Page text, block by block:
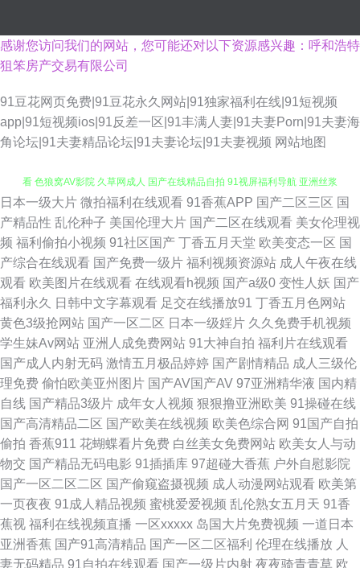
感谢您访问我们的网站，您可能还对以下资源感兴趣：呼和浩特
狙笨房产交易有限公司
91豆花网页免费|91豆花永久网站|91独家福利在线|91短视频
app|91短视频ios|91反差一区|91丰满人妻|91夫妻Porn|91夫妻海
角论坛|91夫妻精品论坛|91夫妻论坛|91夫妻视频 网站地图
伊人豆花 91视频国产精品观看 久草最新网址 玖玖成人综合 91国产视在线观
看 色狼窝AV影院 久草网成人 国产在线精品自拍 91视屏福利导航 亚洲丝浆
殴美性生活 九九久久精品 变态另类先锋 91黑丝在线观看 自拍97在线97 欧
美成人性色影院 国产麻豆毛片视频 超碰激情总站 91免费 一本一道国产精品
日韩大片伦理 东方四虎一区二区三区 肏屄肏肏 91最新地址 91超碰国产在线
91爱豆影业 国产精品久久九 人人肏人人射 久草资源福利站 东京热亚洲免费
精品 91资源人人草 91色色福利视频 先锋AV资源色 欧美自拍av 久久精品天
堂视频 国产精品96久久 91嫖视频在线 91大香蕉探花 欧美一久久 东方影库
av免费看 97超碰在线91 97超碰人人撸 91官网视频宾馆 婷婷丁香人妻 日韩
日本一级大片 微拍福利在线观看 91香蕉APP 国产二区三区 国
产精品性 乱伦种子 美国伦理大片 国产二区在线观看 美女伦理视
频 福利偷拍小视频 91社区国产 丁香五月天堂 欧美变态一区 国
产综合在线观看 国产免费一级片 福利视频资源站 成人午夜在线
观看 欧美图片在线观看 在线观看h视频 国产a级0 变性人妖 国产
福利永久
日韩中文字幕观看 足交在线播放91 丁香五月色网站
黄色3级抢网站 国产一区二区 日本一级婬片 久久免费手机视频
学生妹Av网站 亚洲人成免费网站 91大神自拍 福利片在线观看
国产成人内射无码 激情五月极品婷婷 国产剧情精品 成人三级伦
理免费 偷怕欧美亚州图片 国产AV国产AV 97亚洲精华液 国内精
自线 国产精品3级片 成年女人视频 狠狠撸亚洲欧美 91操碰在线
国产高清精品二区 国产欧美在线视频 欧美色综合网 91国产自拍
偷拍 香蕉911 花蝴蝶看片免费 白丝美女免费网站 欧美女人与动
物交 国产精品无码电影 91插插库 97超碰大香蕉 户外自慰影院
国产一区二区二区 国产偷窥盗摄视频 成人动漫网站观看 欧美第
一页夜夜 91成人精品视频 蜜桃爱爱视频 乱伦熟女五月天 91香
蕉视 福利在线视频直播 一区xxxxx 岛国大片免费视频 一道日本
亚洲香蕉 国产91高清精品 国产一区二区福利 伦理在线播放 人
妻无码精品 91自拍在线观看 国产一级片内射 夜夜骑青青草 欧